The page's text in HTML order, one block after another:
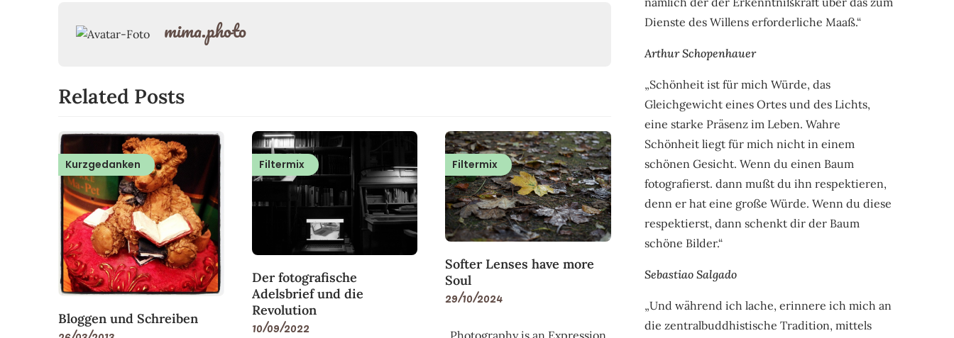
mima.photo
Related Posts
Kurzgedanken
Bloggen und Schreiben
Filtermix
Der fotografische
Adelsbrief und die
Revolution
10/09/2022
Filtermix
Softer Lenses have more
Soul
29/10/2024
„Photography is an Expression
Dienste des Willens erforderliche Maaß.“
Arthur Schopenhauer
„Schönheit ist für mich Würde, das
Gleichgewicht eines Ortes und des Lichts,
eine starke Präsenz im Leben. Wahre
Schönheit liegt für mich nicht in einem
schönen Gesicht. Wenn du einen Baum
fotografierst. dann mußt du ihn respektieren,
denn er hat eine große Würde. Wenn du diese
respektierst, dann schenkt dir der Baum
schöne Bilder.“
Sebastiao Salgado
„Und während ich lache, erinnere ich mich an
die zentralbuddhistische Tradition, mittels